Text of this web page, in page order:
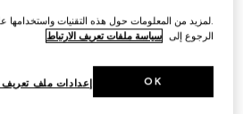
.لمزيد من المعلومات حول هذه التقنيات
الرجوع إلى سياسة ملفات تعريف الارتباط
إعدادات ملف تعريف OK